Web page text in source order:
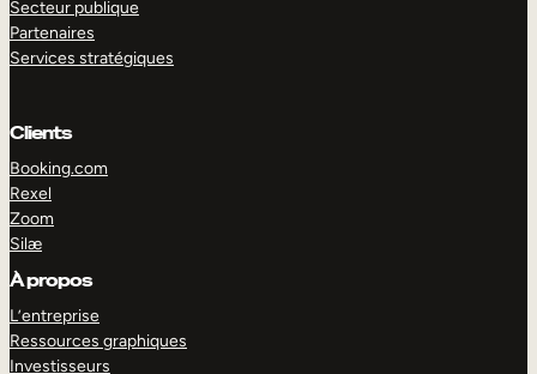
Secteur publique
Partenaires
Services stratégiques
Clients
Booking.com
Rexel
Zoom
Silæ
À propos
L’entreprise
Ressources graphiques
Investisseurs